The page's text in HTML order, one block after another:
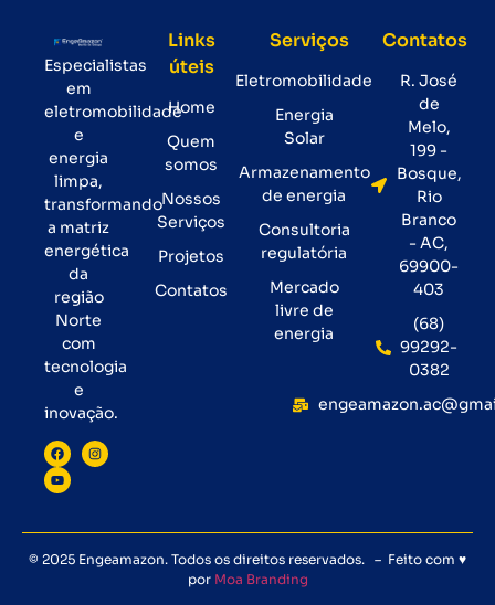
Especialistas
em
eletromobilidade
e
energia
limpa,
transformando
a matriz
energética
da
região
Norte
com
tecnologia
e
inovação.
Links
úteis
Home
Quem
somos
Nossos
Serviços
Projetos
Contatos
Serviços
Eletromobilidade
Energia
Solar
Armazenamento
de energia
Consultoria
regulatória
Mercado
livre de
energia
Contatos
R. José
de
Melo,
199 -
Bosque,
Rio
Branco
- AC,
69900-
403
(68)
99292-
0382
© 2025 Engeamazon. Todos os direitos reservados. – Feito com ♥
por Moa Branding